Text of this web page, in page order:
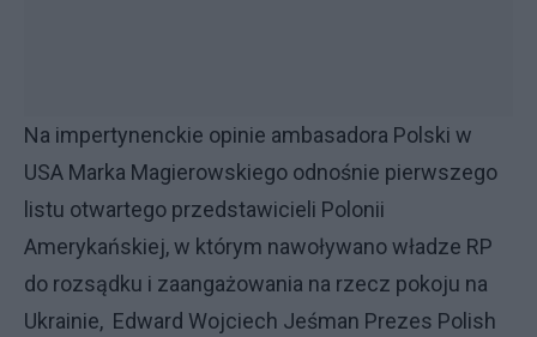
Na impertynenckie opinie ambasadora Polski w
USA Marka Magierowskiego odnośnie pierwszego
listu otwartego przedstawicieli Polonii
Amerykańskiej, w którym nawoływano władze RP
do rozsądku i zaangażowania na rzecz pokoju na
Ukrainie, Edward Wojciech Jeśman Prezes Polish